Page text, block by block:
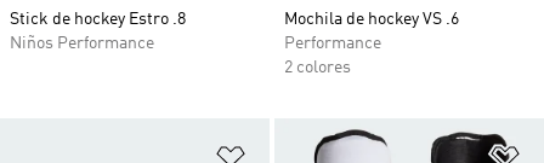
Stick de hockey Estro .8
Niños Performance
Mochila de hockey VS .6
Performance
2 colores
Añadir a la lista de deseos